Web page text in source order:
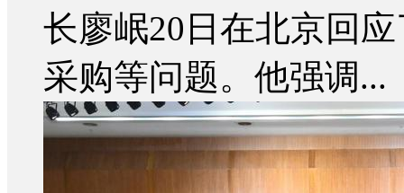
长廖岷20日在北京回
采购等问题。他强调...